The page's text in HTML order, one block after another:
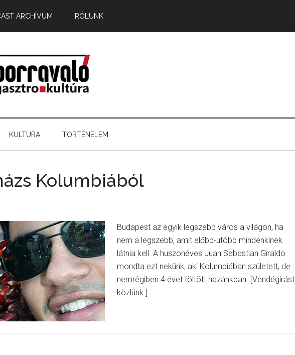
ARCHÍVUM RÓLUNK
KULTÚRA TÖRTÉNELEM
Kolumbiából
Budapest az egyik legszebb város a világon, ha
nem a legszebb, amit előbb-utóbb mindenkinek
látnia kell. A huszonéves Juan Sebastian Giraldo
mondta ezt nekünk, aki Kolumbiában született, de
nemrégiben 4 évet töltött hazánkban. [Vendégírást
közlünk.]